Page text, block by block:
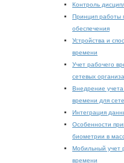
Контроль
Принцип работы
обеспечения
Устройства и
времени
Учет рабочего
сетевых
Внедрение учета
времени для
Интеграция
Особенности
биометрии в
Мобильный учет
времени